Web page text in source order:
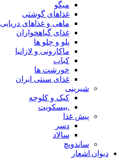
میگو
غذاهای گوشتی
ماهی و غذاهای دریایی
غذای گیاهخواران
پلو و چلو ها
ماکارونی و لازانیا
کباب
خورشت ها
غذای سنتی ایران
شیرینی
کیک و کلوچه
.بیسکویت
پیش غذا
دسر
سالاد
ساندویچ
دیوان اشعار